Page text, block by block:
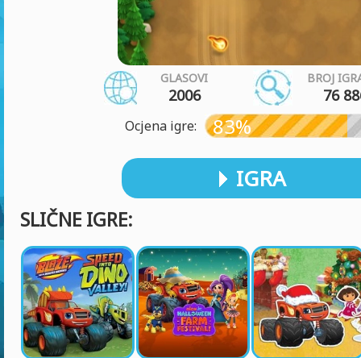
GLASOVI
2006
BROJ
76
Ocjena igre: 83%
IGRA
SLIČNE IGRE: